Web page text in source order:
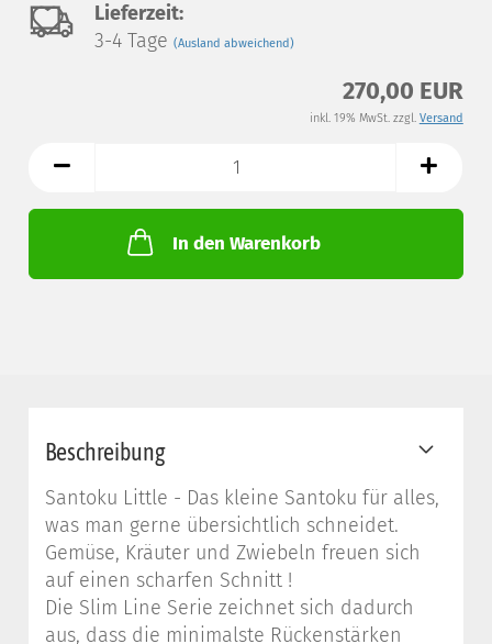
Auf
den
Lieferzeit:
3-4 Tage(Ausland abweichend)
270,00 EUR
inkl. 19% MwSt. zzgl. Versand
In den Warenkorb
Beschreibung
Santoku Little - Das kleine Santoku für alles,
was man gerne übersichtlich schneidet.
Gemüse, Kräuter und Zwiebeln freuen sich
auf einen scharfen Schnitt !
Die Slim Line Serie zeichnet sich dadurch
aus, dass die minimalste Rückenstärken